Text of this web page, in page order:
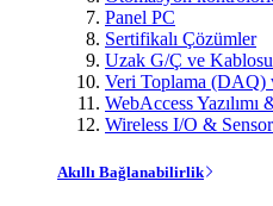
Panel PC
Sertifikalı Çözümler
Uzak G/Ç ve
Veri Toplama (DAQ)
WebAccess
Wireless I/O &
Akıllı Bağlanabilirlik